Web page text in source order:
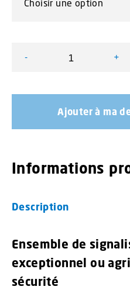
-
quantité de Ensemble
+
Ajouter à ma
Informations
Description
Ensemble de
exceptionnel ou
sécurité